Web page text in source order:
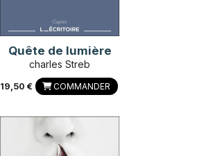
Quête de lumière
charles Streb
19,50 € COMMANDER